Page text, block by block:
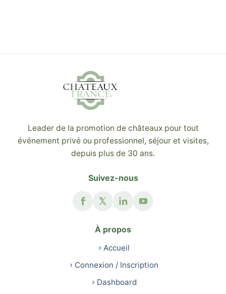
Leader de la promotion de châteaux pour tout
événement privé ou professionnel, séjour et visites,
depuis plus de 30 ans.
Suivez-nous
À propos
Accueil
Connexion / Inscription
Dashboard